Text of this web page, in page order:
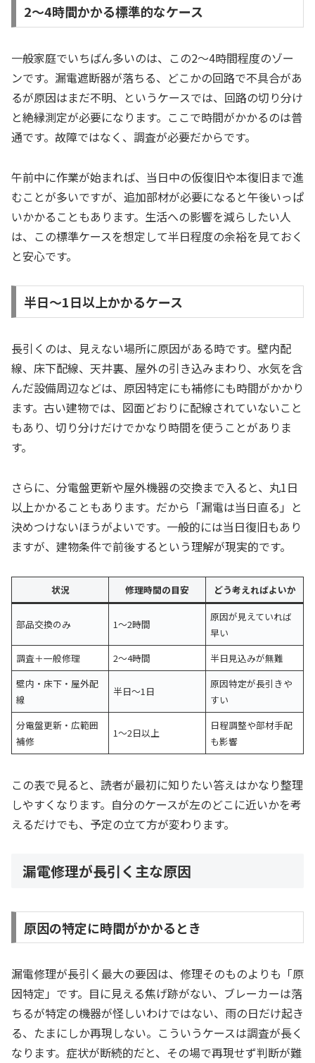
2〜4時間かかる標準的なケース
一般家庭でいちばん多いのは、この2〜4時間程度のゾー
ンです。漏電遮断器が落ちる、どこかの回路で不具合があ
るが原因はまだ不明、というケースでは、回路の切り分け
と絶縁測定が必要になります。ここで時間がかかるのは普
通です。故障ではなく、調査が必要だからです。
午前中に作業が始まれば、当日中の仮復旧や本復旧まで進
むことが多いですが、追加部材が必要になると午後いっぱ
いかかることもあります。生活への影響を減らしたい人
は、この標準ケースを想定して半日程度の余裕を見ておく
と安心です。
半日〜1日以上かかるケース
長引くのは、見えない場所に原因がある時です。壁内配
線、床下配線、天井裏、屋外の引き込みまわり、水気を含
んだ設備周辺などは、原因特定にも補修にも時間がかかり
ます。古い建物では、図面どおりに配線されていないこと
もあり、切り分けだけでかなり時間を使うことがありま
す。
さらに、分電盤更新や屋外機器の交換まで入ると、丸1日
以上かかることもあります。だから「漏電は当日直る」と
決めつけないほうがよいです。一般的には当日復旧もあり
ますが、建物条件で前後するという理解が現実的です。
状況 修理時間の目安 どう考えればよいか
部品交換のみ 1〜2時間
原因が見えていれば
早い
調査＋一般修理
2〜4時間
半日見込みが無難
壁内・床下・屋外配
線
半日〜1日
原因特定が長引きや
すい
分電盤更新・広範囲
補修
1〜2日以上
日程調整や部材手配
も影響
この表で見ると、読者が最初に知りたい答えはかなり整理
しやすくなります。自分のケースが左のどこに近いかを考
えるだけでも、予定の立て方が変わります。
漏電修理が長引く主な原因
原因の特定に時間がかかるとき
漏電修理が長引く最大の要因は、修理そのものよりも「原
因特定」です。目に見える焦げ跡がない、ブレーカーは落
ちるが特定の機器が怪しいわけではない、雨の日だけ起き
る、たまにしか再現しない。こういうケースは調査が長く
なります。症状が断続的だと、その場で再現せず判断が難